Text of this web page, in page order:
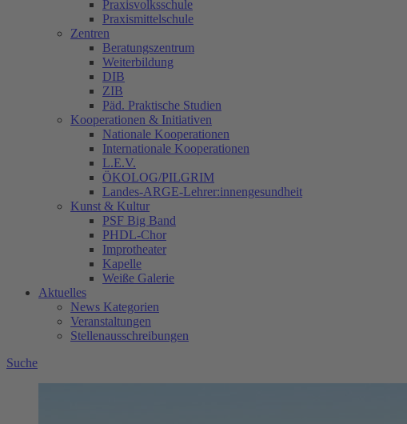
Praxisvolksschule
Praxismittelschule
Zentren
Beratungszentrum
Weiterbildung
DIB
ZIB
Päd. Praktische Studien
Kooperationen & Initiativen
Nationale Kooperationen
Internationale Kooperationen
L.E.V.
ÖKOLOG/PILGRIM
Landes-ARGE-Lehrer:innengesundheit
Kunst & Kultur
PSF Big Band
PHDL-Chor
Improtheater
Kapelle
Weiße Galerie
Aktuelles
News Kategorien
Veranstaltungen
Stellenausschreibungen
Suche